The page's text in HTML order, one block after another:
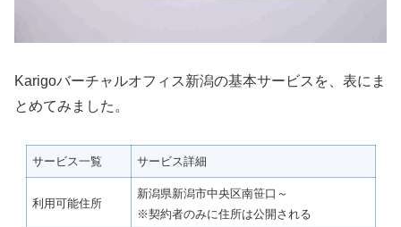
Karigoバーチャルオフィス新潟の基本サービスを、表にま
とめてみました。
サービス一覧 サービス詳細
利用可能住所
新潟県新潟市中央区南笹口～
※契約者のみに住所は公開される